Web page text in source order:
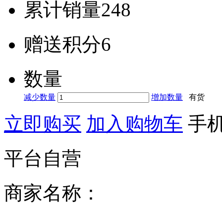
累计销量248
赠送积分6
数量
减少数量 增加数量 有货
立即购买 加入购物车 手
平台自营
商家名称：